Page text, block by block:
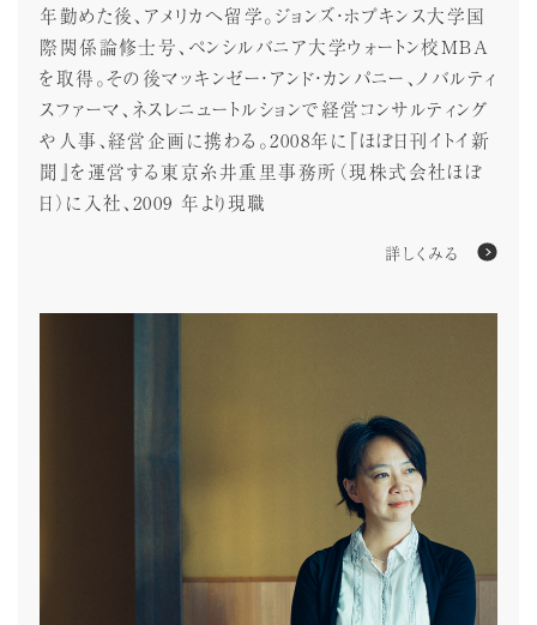
年勤めた後、アメリカへ留学。ジョンズ・ホプキンス大学国
際関係論修士号、ペンシルバニア大学ウォートン校MBA
を取得。その後マッキンゼー・アンド・カンパニー、ノバルティ
スファーマ、ネスレニュートルションで経営コンサルティング
や人事、経営企画に携わる。2008年に『ほぼ日刊イトイ新
聞』を運営する東京糸井重里事務所（現株式会社ほぼ
日）に入社、2009 年より現職
詳しくみる